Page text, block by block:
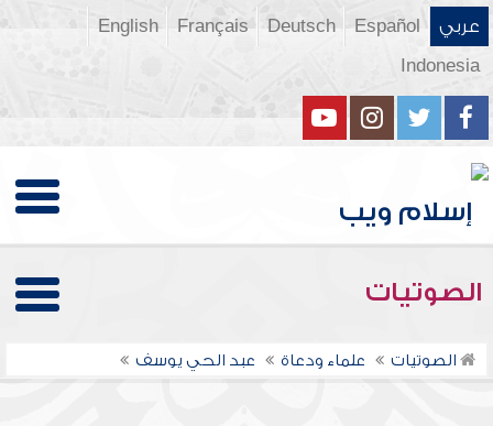
عربي Español
Deutsch
Français
English
Indonesia
الصوتيات
الصوتيات علماء ودعاة عبد الحي يوسف